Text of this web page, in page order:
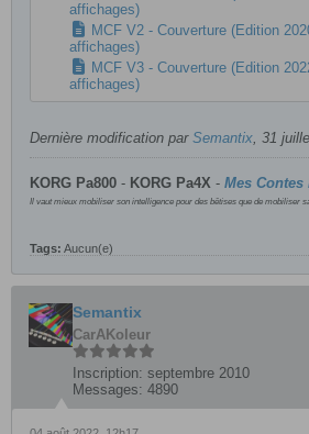
affichages)
MCF V2 - Couverture (Edition
affichages)
MCF V3 - Couverture (Edition
affichages)
Dernière modification par Semantix, 31
KORG Pa800 - KORG Pa4X - Mes Contes
Il vaut mieux mobiliser son intelligence pour des bêtises que de mobiliser
Tags: Aucun(e)
Semantix
CarAKoleur
Inscription: septembre 2010
Messages: 4890